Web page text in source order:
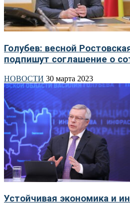
Голубев: весной
подпишут соглашение о
НОВОСТИ 30 марта 2023
Устойчивая экономика и